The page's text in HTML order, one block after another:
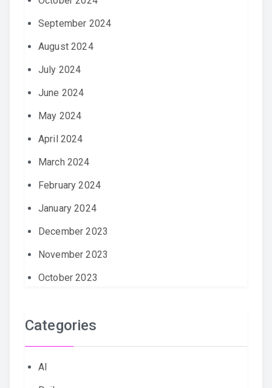
September 2024
August 2024
July 2024
June 2024
May 2024
April 2024
March 2024
February 2024
January 2024
December 2023
November 2023
October 2023
Categories
AI